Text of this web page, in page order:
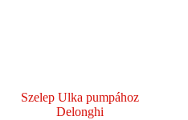
Szelep Ulka pumpához
Delonghi